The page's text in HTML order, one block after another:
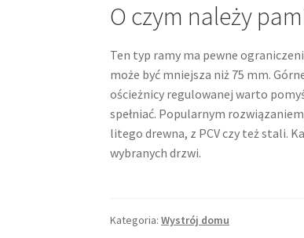
O czym należy
Ten typ ramy ma pewne
może być mniejsza niż 75 mm.
ościeżnicy regulowanej warto
spełniać. Popularnym
litego drewna, z PCV czy też stali.
wybranych drzwi.
Kategoria:Wystrój domu